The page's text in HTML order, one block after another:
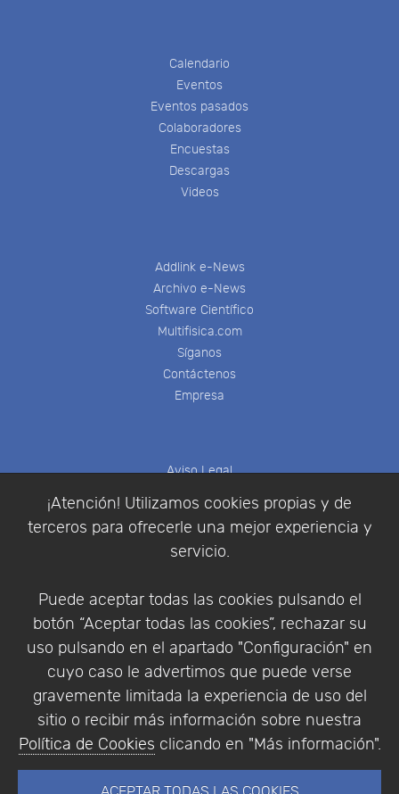
¡Atención! Utilizamos cookies propias y de
terceros para ofrecerle una mejor experiencia y
servicio.
Puede aceptar todas las cookies pulsando el
botón “Aceptar todas las cookies”, rechazar su
uso pulsando en el apartado "Configuración" en
cuyo caso le advertimos que puede verse
gravemente limitada la experiencia de uso del
sitio o recibir más información sobre nuestra
Política de Cookies clicando en "Más información".
Calendario
Eventos
Eventos pasados
Colaboradores
Encuestas
Descargas
Videos
Addlink e-News
Archivo e-News
Software Científico
Multifisica.com
Síganos
Contáctenos
Empresa
Aviso Legal
Política de Privacidad
Condiciones de compra
Identificarse
Empresa|Aviso Legal| Política de Privacidad |
Política de Cookies
© Copyright 1994 - 2026. Addlink Software
Científico, S.L.